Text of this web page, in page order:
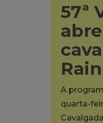
57ª
A
quarta-